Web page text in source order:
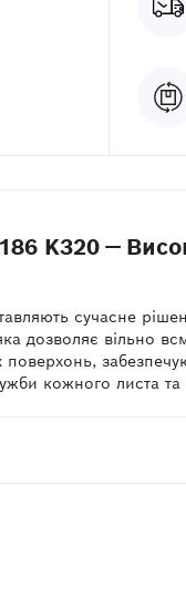
K320 —
сучасне
дозволяє
кожного листа та